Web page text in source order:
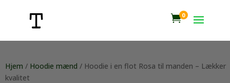
0
Hjem / Hoodie mænd / Hoodie i en flot Rosa til manden – Lækker
kvalitet